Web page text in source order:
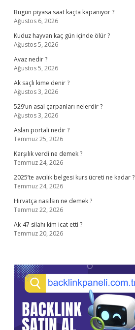
Bugün piyasa saat kaçta kapanıyor ?
Ağustos 6, 2026
Kuduz hayvan kaç gün içinde ölür ?
Ağustos 5, 2026
Avaz nedir ?
Ağustos 5, 2026
Ak saçlı kime denir ?
Ağustos 3, 2026
529’un asal çarpanları nelerdir ?
Ağustos 3, 2026
Aslan portali nedir ?
Temmuz 25, 2026
Karşılık verdi ne demek ?
Temmuz 24, 2026
2025’te avcılık belgesi kurs ücreti ne kadar ?
Temmuz 24, 2026
Hirvatça nasılsın ne demek ?
Temmuz 22, 2026
Ak-47 silahı kim icat etti ?
Temmuz 20, 2026